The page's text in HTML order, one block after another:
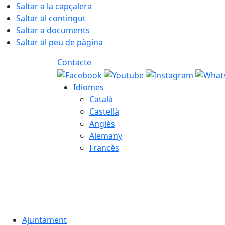
Saltar a la capçalera
Saltar al contingut
Saltar a documents
Saltar al peu de pàgina
Contacte
Idiomes
Català
Castellà
Anglès
Alemany
Francès
Ajuntament